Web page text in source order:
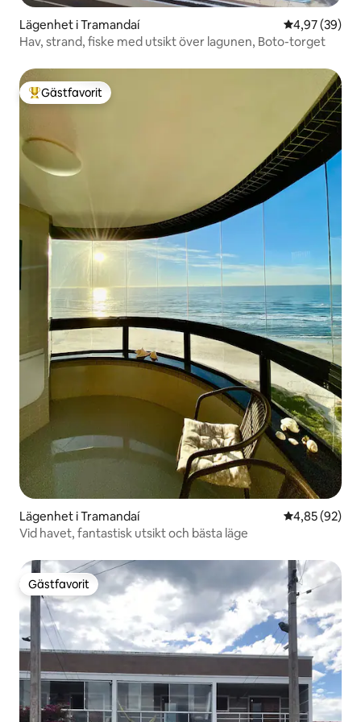
Lägenhet i Tramandaí 4,97 av 5 i
4,97 (39)
Hav, strand, fiske med utsikt över lagunen, Boto-torget
Populär gästfavorit
Gästfavorit
Lägenhet i Tramandaí 4,85 av 5 i
4,85 (92)
Vid havet, fantastisk utsikt och bästa läge
Gästfavorit
Gästfavorit